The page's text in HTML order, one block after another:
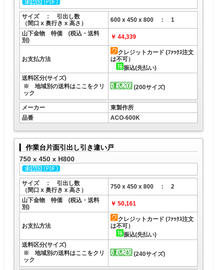
サイズ ： 引出し数
（間口 x 奥行き x 高さ）
600 x 450 x 800 ： 1
山下金物 特価 (税込・送料
別)
￥ 44,339
お支払方法
クレジットカード (ﾌｧｯｸｽ注文
は不可）
振込(先払い)
送料区分(サイズ)
※ 地域別の送料はここをクリ
ック
(200サイズ)
メーカー
東製作所
品番
ACO-600K
作業台片面引出し引き違い戸
750 x 450 x H800
サイズ ： 引出し数
（間口 x 奥行き x 高さ）
750 x 450 x 800 ： 2
山下金物 特価 (税込・送料
別)
￥ 50,161
お支払方法
クレジットカード (ﾌｧｯｸｽ注文
は不可）
振込(先払い)
送料区分(サイズ)
※ 地域別の送料はここをクリ
ック
(240サイズ)